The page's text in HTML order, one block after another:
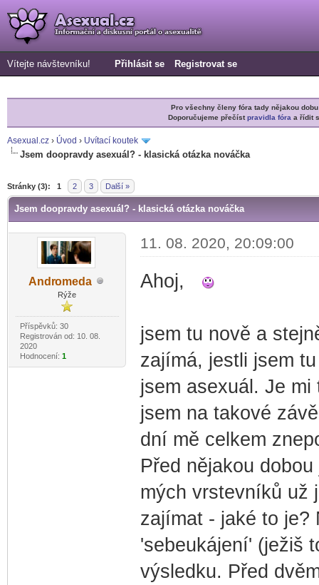
Vítejte návštevníku! Přihlásit se Registrovat se
Pro všechny členy fóra tady nějakou
Doporučujeme přečístpravidla fóra a řídit
Asexual.cz › Úvod › Uvítací koutek
Jsem doopravdy asexuál? - klasická otázka nováčka
Stránky (3): 1 2 3 Další »
Jsem doopravdy asexuál? - klasická otázka nováčka
Andromeda
Rýže
Příspěvků: 30
Registrován od: 10. 08.
2020
Hodnocení: 1
11. 08. 2020, 20:09:00
Ahoj,
jsem tu nově a
zajímá, jestli jsem
jsem asexuál. Je
jsem na takové
dní mě celkem
Před nějakou
mých vrstevníků už
zajímat - jaké to je?
'sebeukájení' (ježiš
výsledku. Před